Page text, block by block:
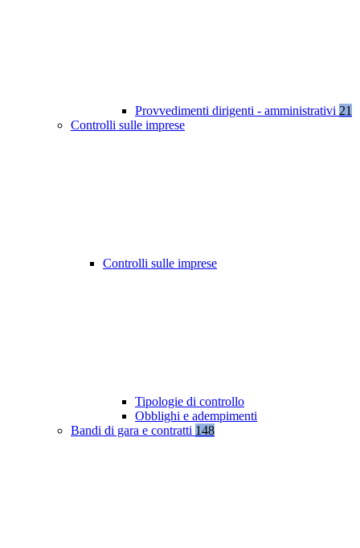
Provvedimenti dirigenti - amministrativi 21
Controlli sulle imprese
Controlli sulle imprese
Tipologie di controllo
Obblighi e adempimenti
Bandi di gara e contratti 148